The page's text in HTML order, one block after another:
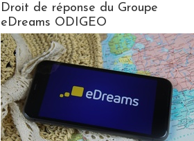
Droit de réponse du Groupe
eDreams ODIGEO